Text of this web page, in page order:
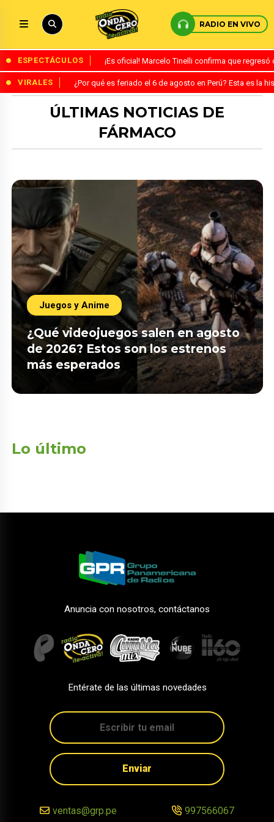
RADIO EN VIVO
ESPECTÁCULOS ¡Es oficial! Marcelo Tinelli confirma que
VIRALES ¿Por qué es feriado el 6 de agosto en Perú? Esta es la
ÚLTIMAS NOTICIAS DE
FÁRMACO
Juegos y Anime
¿Qué videojuegos salen en agosto
de 2026? Estos son los estrenos
más esperados
Lo último
Anuncia con nosotros, contáctanos
Entérate de las últimas novedades
Enviar
ventas@grp.pe 997566067